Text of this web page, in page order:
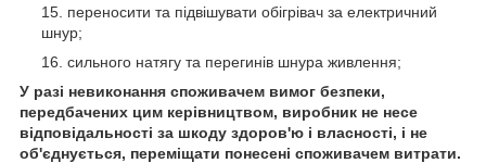
переносити та підвішувати обігрівач за електричний
шнур;
сильного натягу та перегинів шнура живлення;
У разі невиконання споживачем вимог безпеки,
передбачених цим керівництвом, виробник не несе
відповідальності за шкоду здоров'ю і власності, і не
об'єднується, переміщати понесені споживачем витрати.